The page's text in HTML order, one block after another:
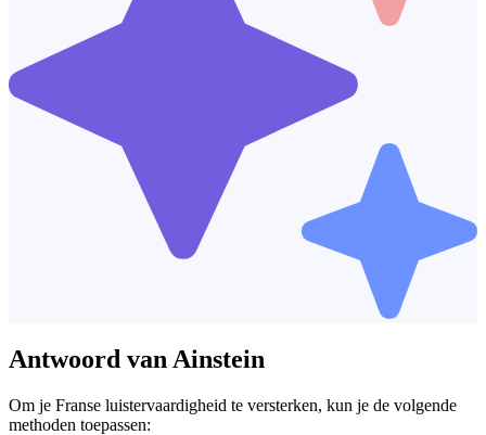
Antwoord van Ainstein
Om je Franse luistervaardigheid te versterken, kun je de volgende
methoden toepassen: